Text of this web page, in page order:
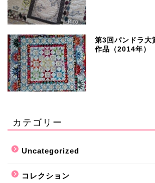
第3回パンドラ大
作品（2014年）
カテゴリー
Uncategorized
コレクション